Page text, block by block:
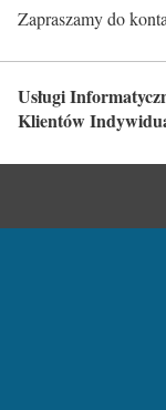
Zapraszamy do
Usługi
Klientów